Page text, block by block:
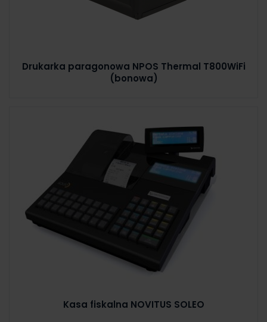
Drukarka paragonowa NPOS Thermal T800WiFi
(bonowa)
Kasa fiskalna NOVITUS SOLEO